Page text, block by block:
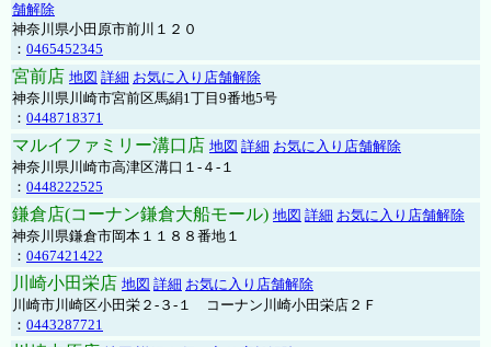
舗解除
神奈川県小田原市前川１２０
： 0465452345
宮前店 地図 詳細 お気に入り店舗解除
神奈川県川崎市宮前区馬絹1丁目9番地5号
： 0448718371
マルイファミリー溝口店 地図 詳細 お気に入り店舗解除
神奈川県川崎市高津区溝口１-４-１
： 0448222525
鎌倉店(コーナン鎌倉大船モール) 地図 詳細 お気に入り店舗解除
神奈川県鎌倉市岡本１１８８番地１
： 0467421422
川崎小田栄店 地図 詳細 お気に入り店舗解除
川崎市川崎区小田栄２‐３‐１ コーナン川崎小田栄店２Ｆ
： 0443287721